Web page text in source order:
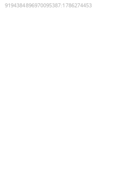
9194384896970095387:1786274453